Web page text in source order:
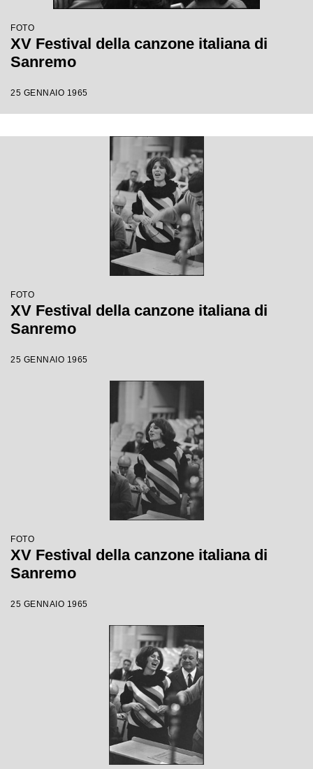
FOTO
XV Festival della canzone italiana di
Sanremo
25 GENNAIO 1965
FOTO
XV Festival della canzone italiana di
Sanremo
25 GENNAIO 1965
FOTO
XV Festival della canzone italiana di
Sanremo
25 GENNAIO 1965